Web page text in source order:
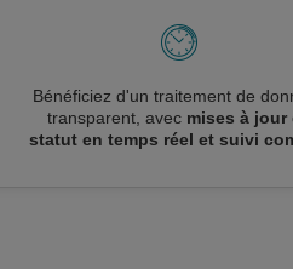
Bénéficiez d'un traitement de
transparent, avec mises à jour
statut en temps réel et suivi